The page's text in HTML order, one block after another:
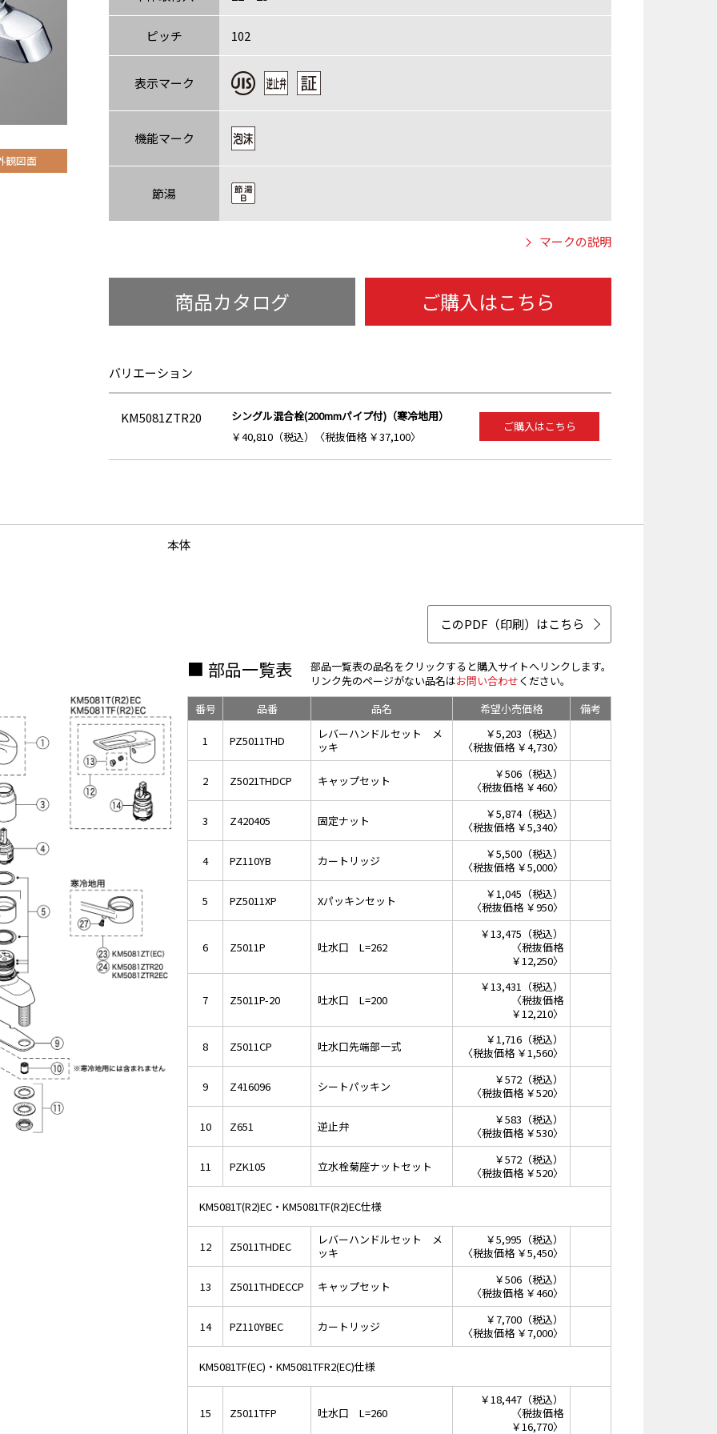
観図面
ピッチ 102
表示マーク
機能マーク
節湯
マークの説明
商品カタログ ご購入はこちら
バリエーション
KM5081ZTR20
シングル混合栓(200mmパイプ付)（寒冷地用）
￥40,810（税込）〈税抜価格 ￥37,100〉
ご購入はこちら
本体
このPDF（印刷）はこちら
■ 部品一覧表
部品一覧表の品名をクリックすると購入サイトへリンクします。
リンク先のページがない品名はお問い合わせください。
番号
品番 品名 希望小売価格 備考
1 PZ5011THD
レバーハンドルセット メ
ッキ
￥5,203（税込）
〈税抜価格 ￥4,730〉
2 Z5021THDCP キャップセット
￥506（税込）
〈税抜価格 ￥460〉
3 Z420405 固定ナット
￥5,874（税込）
〈税抜価格 ￥5,340〉
4 PZ110YB カートリッジ
￥5,500（税込）
〈税抜価格 ￥5,000〉
5 PZ5011XP Xパッキンセット
￥1,045（税込）
〈税抜価格 ￥950〉
6 Z5011P 吐水口 L=262
￥13,475（税込）
〈税抜価格
￥12,250〉
7 Z5011P-20 吐水口 L=200
￥13,431（税込）
〈税抜価格
￥12,210〉
8 Z5011CP 吐水口先端部一式
￥1,716（税込）
〈税抜価格 ￥1,560〉
9 Z416096 シートパッキン
￥572（税込）
〈税抜価格 ￥520〉
10 Z651 逆止弁
￥583（税込）
〈税抜価格 ￥530〉
11 PZK105 立水栓菊座ナットセット
￥572（税込）
〈税抜価格 ￥520〉
KM5081T(R2)EC・KM5081TF(R2)EC仕様
12 Z5011THDEC
レバーハンドルセット メ
ッキ
￥5,995（税込）
〈税抜価格 ￥5,450〉
13 Z5011THDECCP キャップセット
￥506（税込）
〈税抜価格 ￥460〉
14 PZ110YBEC カートリッジ
￥7,700（税込）
〈税抜価格 ￥7,000〉
KM5081TF(EC)・KM5081TFR2(EC)仕様
15 Z5011TFP 吐水口 L=260
￥18,447（税込）
〈税抜価格
￥16,770〉